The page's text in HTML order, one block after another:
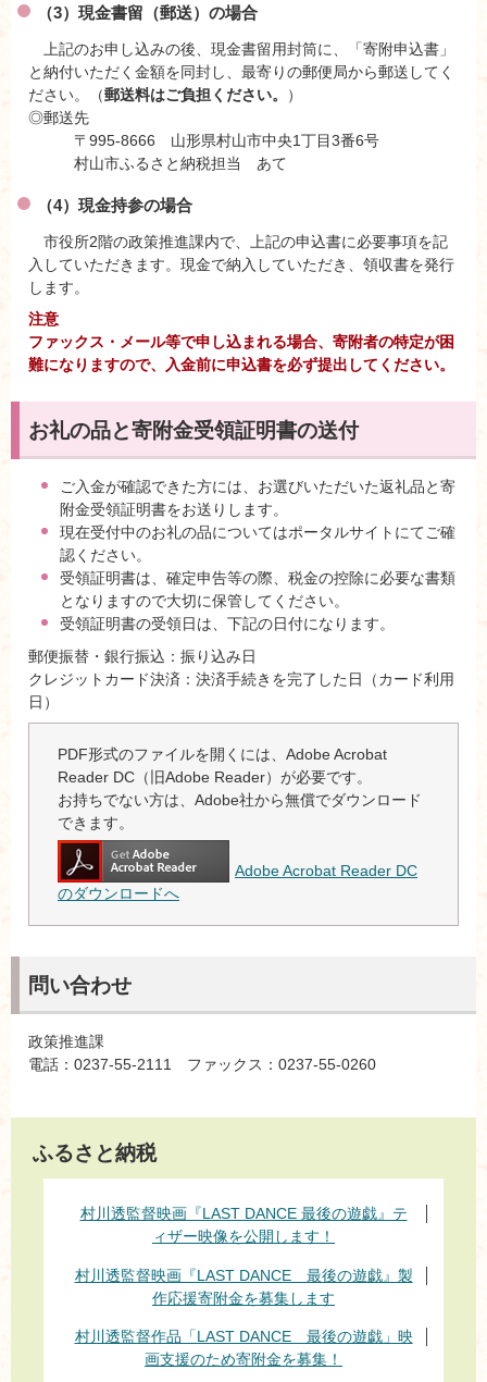
（3）現金書留（郵送）の場合
上記のお申し込みの後、現金書留用封筒に、「寄附申込書」
と納付いただく金額を同封し、最寄りの郵便局から郵送してく
ださい。（郵送料はご負担ください。
）
◎郵送先
〒995-8666 山形県村山市中央1丁目3番6号
村山市ふるさと納税担当 あて
（4）現金持参の場合
市役所2階の政策推進課内で、上記の申込書に必要事項を記
入していただきます。現金で納入していただき、領収書を発行
します。
注意
ファックス・メール等で申し込まれる場合、寄附者の特定が困
難になりますので、入金前に申込書を必ず提出してください。
お礼の品と寄附金受領証明書の送付
ご入金が確認できた方には、お選びいただいた返礼品と寄
附金受領証明書をお送りします。
現在受付中のお礼の品についてはポータルサイトにてご確
認ください。
受領証明書は、確定申告等の際、税金の控除に必要な書類
となりますので大切に保管してください。
受領証明書の受領日は、下記の日付になります。
郵便振替・銀行振込：振り込み日
クレジットカード決済：決済手続きを完了した日（カード利用
日）
PDF形式のファイルを開くには、Adobe Acrobat
Reader DC（旧Adobe Reader）が必要です。
お持ちでない方は、Adobe社から無償でダウンロード
できます。
Adobe Acrobat Reader DC
のダウンロードへ
問い合わせ
政策推進課
電話：0237-55-2111 ファックス：0237-55-0260
ふるさと納税
村川透監督映画『LAST DANCE 最後の遊戯』テ
ィザー映像を公開します！
村川透監督映画『LAST DANCE 最後の遊戯』製
作応援寄附金を募集します
村川透監督作品「LAST DANCE 最後の遊戯」映
画支援のため寄附金を募集！